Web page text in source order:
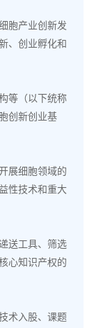
胞产业创新发
、创业孵化和
等（以下统称
创新创业基
展细胞领域的
性技术和重大
送工具、筛选
心知识产权的
术入股、课题